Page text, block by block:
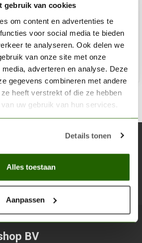
gebruik van cookies
om content en advertenties te
voor social media te bieden
te analyseren. Ook delen we
van onze site met onze
adverteren en analyse. Deze
gegevens combineren met andere
heeft verstrekt of die ze hebben
uw gebruik van hun services.
Details tonen
Alles toestaan
Aanpassen
- 4mm - 250x - AK892
€4,95
over onze laatste acties
BV